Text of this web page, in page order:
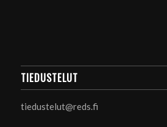
TIEDUSTELUT
tiedustelut@reds.fi